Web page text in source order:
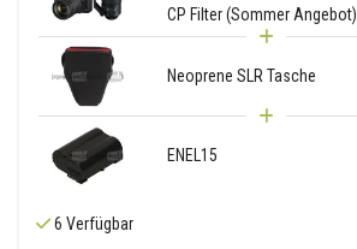
CP Filter (Sommer Angebot)
Neoprene SLR Tasche
ENEL15
6 Verfügbar